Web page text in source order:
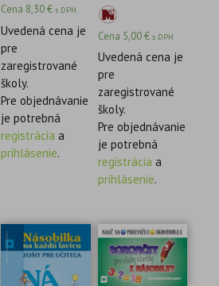
Cena 8,30€ s DPH
Uvedená cena je
pre
zaregistrované
školy.
Pre objednávanie
je potrebná
registrácia a
prihlásenie.
Cena 5,00€ s DPH
Uvedená cena je
pre
zaregistrované
školy.
Pre objednávanie
je potrebná
registrácia a
prihlásenie.